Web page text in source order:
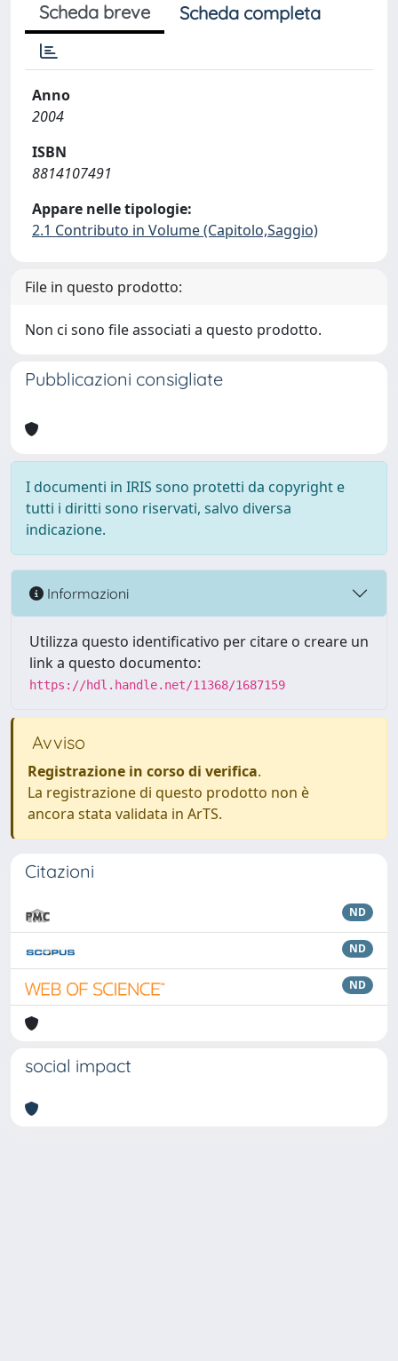
Scheda breve Scheda completa
Anno
2004
ISBN
8814107491
Appare nelle tipologie:
2.1 Contributo in Volume (Capitolo,Saggio)
File in questo prodotto:
Non ci sono file associati a questo prodotto.
Pubblicazioni consigliate
I documenti in IRIS sono protetti da copyright e
tutti i diritti sono riservati, salvo diversa
indicazione.
Informazioni
Utilizza questo identificativo per citare o creare un
link a questo documento:
https://hdl.handle.net/11368/1687159
Avviso
Registrazione in corso di verifica.
La registrazione di questo prodotto non è
ancora stata validata in ArTS.
Citazioni
ND
ND
ND
social impact